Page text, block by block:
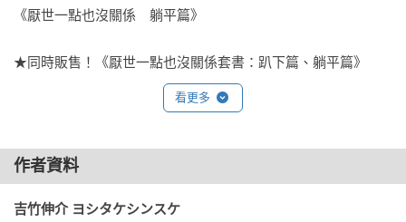
《厭世一點也沒關係　躺平篇》
★同時販售！《厭世一點也沒關係套書：趴下篇、躺平篇》
看更多
作者資料
吉竹伸介 ヨシタケシンスケ